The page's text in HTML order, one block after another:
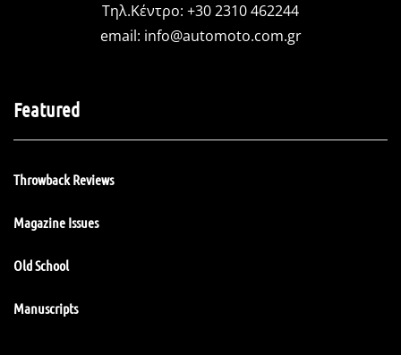
Τηλ.Κέντρο: +30 2310 462244
email: info@automoto.com.gr
Featured
Throwback Reviews
Magazine Issues
Old School
Manuscripts